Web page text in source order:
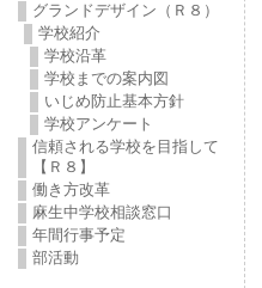
グランドデザイン（Ｒ８）
学校紹介
学校沿革
学校までの案内図
いじめ防止基本方針
学校アンケート
信頼される学校を目指して
【Ｒ８】
働き方改革
麻生中学校相談窓口
年間行事予定
部活動